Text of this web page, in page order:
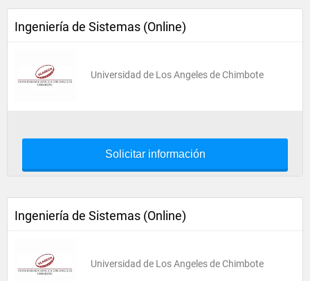
Ingeniería de Sistemas (Online)
Universidad de Los Angeles de Chimbote
Solicitar información
Ingeniería de Sistemas (Online)
Universidad de Los Angeles de Chimbote